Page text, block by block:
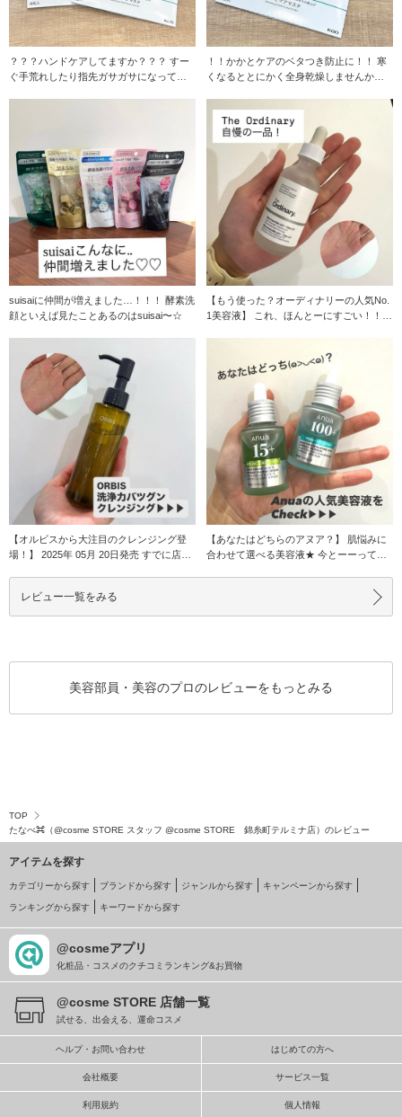
？？？ハンドケアしてますか？？？ すー
ぐ手荒れしたり指先ガサガサになってし
！！かかとケアのベタつき防止に！！ 寒
くなるととにかく全身乾燥しませんか？
suisaiに仲間が増えました…！！！ 酵素洗
顔といえば見たことあるのはsuisai〜☆
【もう使った？オーディナリーの人気No.
1美容液】 これ、ほんとーにすごい！！
【オルビスから大注目のクレンジング登
場！】 2025年 05月 20日発売 すでに店頭
【あなたはどちらのアヌア？】 肌悩みに
合わせて選べる美容液★ 今とーーっても
レビュー一覧をみる
美容部員・美容のプロのレビューをもっとみる
TOP
たなべ⌘（@cosme STORE スタッフ @cosme STORE 錦糸町テルミナ店）のレビュー
アイテムを探す
カテゴリーから探す ブランドから探す ジャンルから探す キャンペーンから探す
ランキングから探す キーワードから探す
@cosmeアプリ
化粧品・コスメのクチコミランキング&お買物
@cosme STORE 店舗一覧
試せる、出会える、運命コスメ
ヘルプ・お問い合わせ はじめての方へ
会社概要 サービス一覧
利用規約 個人情報